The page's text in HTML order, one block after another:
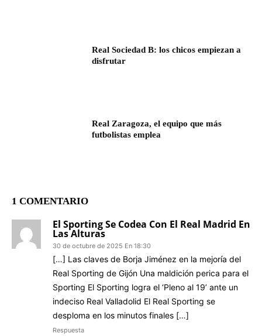
Real Sociedad B: los chicos empiezan a
disfrutar
Real Zaragoza, el equipo que más
futbolistas emplea
1 COMENTARIO
El Sporting Se Codea Con El Real Madrid En
Las Alturas
30 de octubre de 2025 En 18:30
[…] Las claves de Borja Jiménez en la mejoría del
Real Sporting de Gijón Una maldición perica para el
Sporting El Sporting logra el ‘Pleno al 19’ ante un
indeciso Real Valladolid El Real Sporting se
desploma en los minutos finales […]
Respuesta